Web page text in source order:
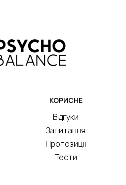
КОРИСНЕ
Відгуки
Запитання
Пропозиції
Тести